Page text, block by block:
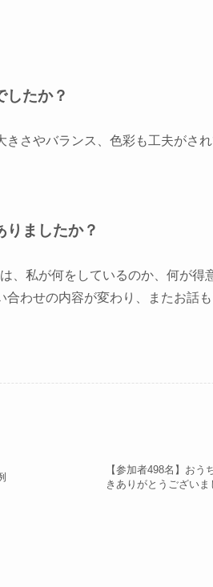
したか？
さやバランス、色彩も工夫がさ
りましたか？
、私が何をしているのか、何が得
わせの内容が変わり、またお話
【参加者498名】お
きありがとうございま